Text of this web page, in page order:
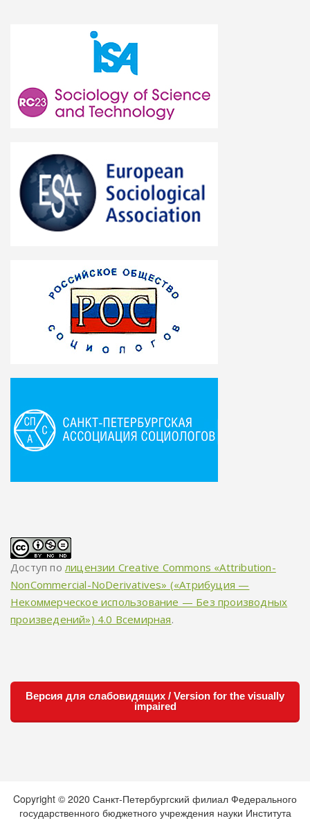
Доступ по лицензии Creative Commons «Attribution-
NonCommercial-NoDerivatives» («Атрибуция —
Некоммерческое использование — Без производных
произведений») 4.0 Всемирная.
Версия для слабовидящих / Version for the visually
impaired
Copyright © 2020 Санкт-Петербургский филиал Федерального
государственного бюджетного учреждения науки Института